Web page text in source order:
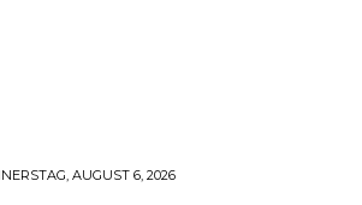
AUGUST 6, 2026